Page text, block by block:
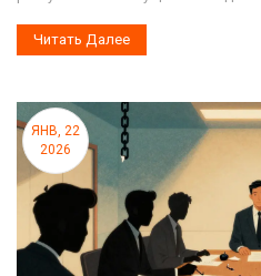
Читать Далее
ЯНВ, 22
2026